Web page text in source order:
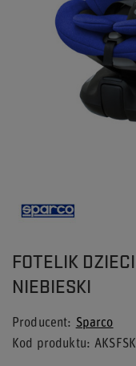
FOTELIK
NIEBIESKI
Producent
Sparco
Kod produktu